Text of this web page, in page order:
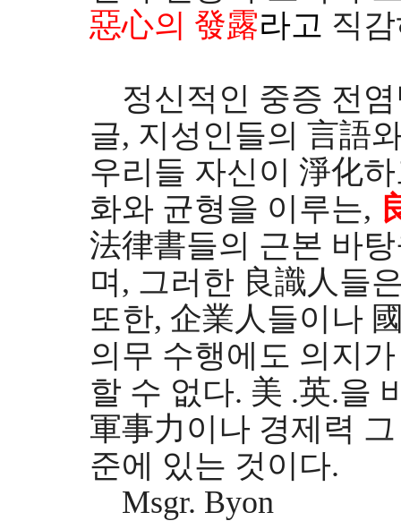
惡心의 發露라고 직
정신적인 중증 전염
글, 지성인들의 言語
우리들 자신이 淨化
화와 균형을 이루는,
法律書들의 근본 바
며, 그러한 良識人들
또한, 企業人들이나
의무 수행에도 의지
할 수 없다. 美 .英.을
軍事力이나 경제력
준에 있는 것이다.
Msgr. Byon